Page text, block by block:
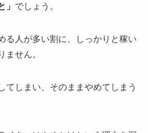
」 でしょう。
る人が多い割に、しっかりと稼い
ません。
てしまい、そのままやめてしまう